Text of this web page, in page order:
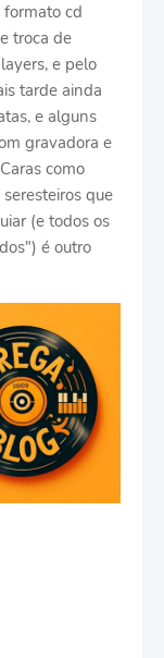
formato cd
troca de
e pelo
tarde ainda
e alguns
gravadora e
como
que
(e todos os
é outro